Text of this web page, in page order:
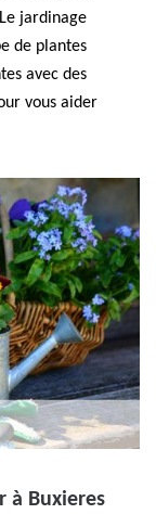
jardinage
de plantes
avec des
vous aider
à Buxieres